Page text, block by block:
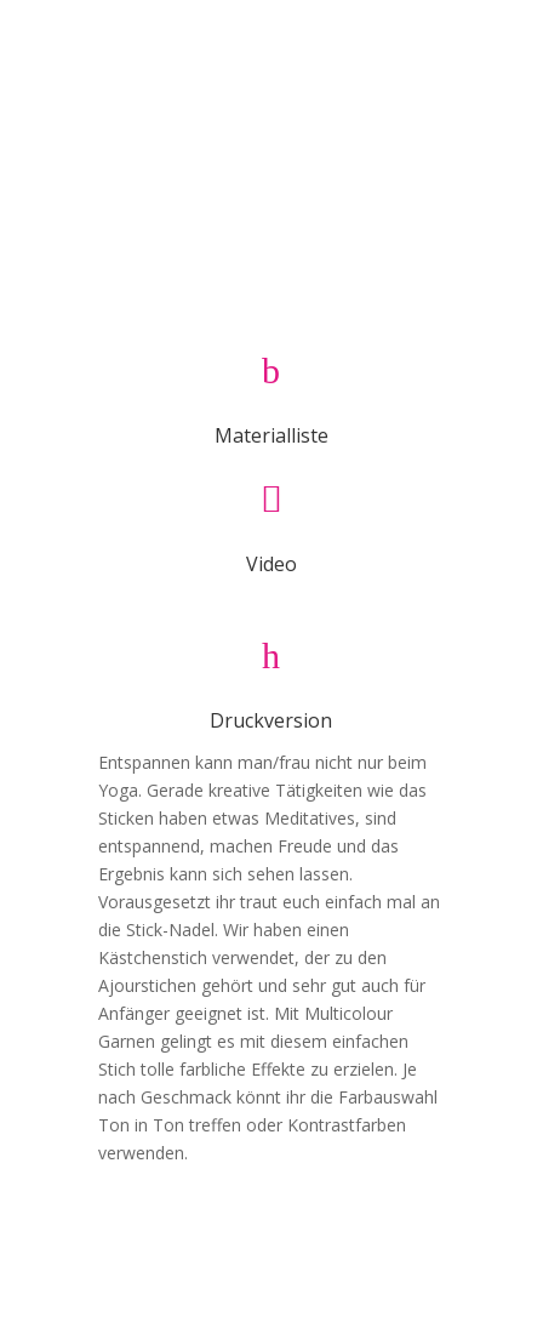
b
Materialliste

Video
h
Druckversion
Entspannen kann man/frau nicht nur beim
Yoga. Gerade kreative Tätigkeiten wie das
Sticken haben etwas Meditatives, sind
entspannend, machen Freude und das
Ergebnis kann sich sehen lassen.
Vorausgesetzt ihr traut euch einfach mal an
die Stick-Nadel. Wir haben einen
Kästchenstich verwendet, der zu den
Ajourstichen gehört und sehr gut auch für
Anfänger geeignet ist. Mit Multicolour
Garnen gelingt es mit diesem einfachen
Stich tolle farbliche Effekte zu erzielen. Je
nach Geschmack könnt ihr die Farbauswahl
Ton in Ton treffen oder Kontrastfarben
verwenden.